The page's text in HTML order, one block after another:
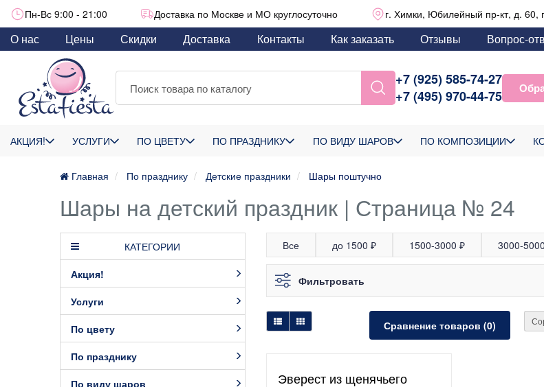
Пн-Вс 9:00 - 21:00 Доставка по Москве и МО круглосуточно г. Химки, Юбилейный пр-кт, д. 60,
О нас Цены Скидки Доставка Контакты Как заказать Отзывы Вопрос-
+7 (925) 585-74-27
+7 (495) 970-44-75
АКЦИЯ! УСЛУГИ ПО ЦВЕТУ ПО ПРАЗДНИКУ ПО ВИДУ ШАРОВ ПО КОМПОЗИЦИИ
Главная По празднику Детские праздники Шары поштучно
Шары на детский праздник | Страница № 24
КАТЕГОРИИ
Акция!
Услуги
По цвету
По празднику
По виду шаров
Все до 1500 ₽ 1500-3000 ₽ 3000-
Фильтровать
Сравнение товаров (0)
Эверест из щенячьего